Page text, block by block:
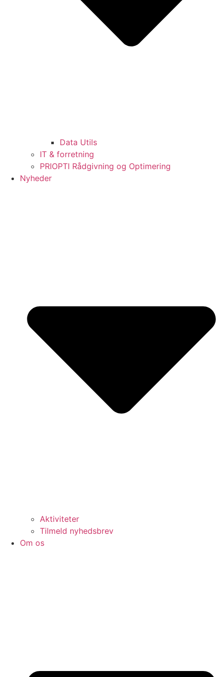
Data Utils
IT & forretning
PRIOPTI Rådgivning og Optimering
Nyheder
Aktiviteter
Tilmeld nyhedsbrev
Om os